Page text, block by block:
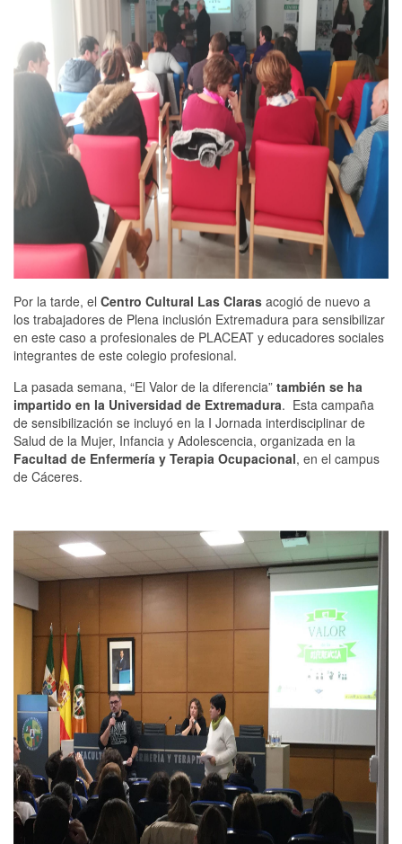
Por la tarde, el Centro Cultural Las Claras acogió de nuevo a
los trabajadores de Plena inclusión Extremadura para sensibilizar
en este caso a profesionales de PLACEAT y educadores sociales
integrantes de este colegio profesional.
La pasada semana, “El Valor de la diferencia” también se ha
impartido en la Universidad de Extremadura. Esta campaña
de sensibilización se incluyó en la I Jornada interdisciplinar de
Salud de la Mujer, Infancia y Adolescencia, organizada en la
Facultad de Enfermería y Terapia Ocupacional, en el campus
de Cáceres.